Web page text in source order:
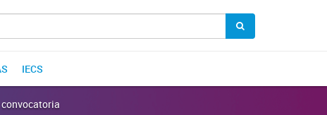
IECS
convocatoria